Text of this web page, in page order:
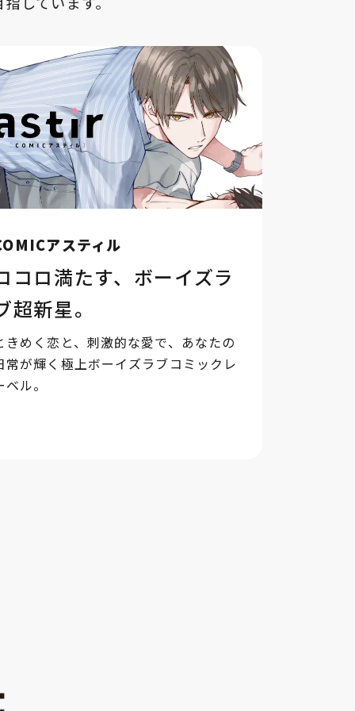
アスティル
コロ満たす、ボーイズラ
超新星。
きめく恋と、刺激的な愛で、あなたの
常が輝く極上ボーイズラブコミックレ
ベル。